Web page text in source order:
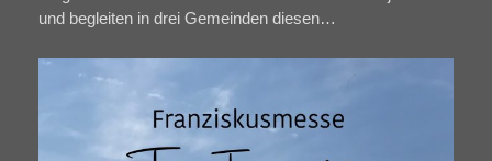
und begleiten in drei Gemeinden diesen…